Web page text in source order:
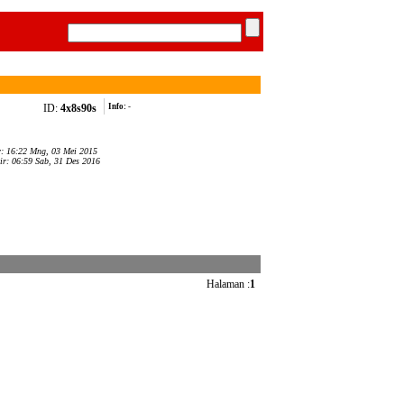
ID: 4x8s90s
16:22 Mng, 03 Mei 2015
06:59 Sab, 31 Des 2016
Info: -